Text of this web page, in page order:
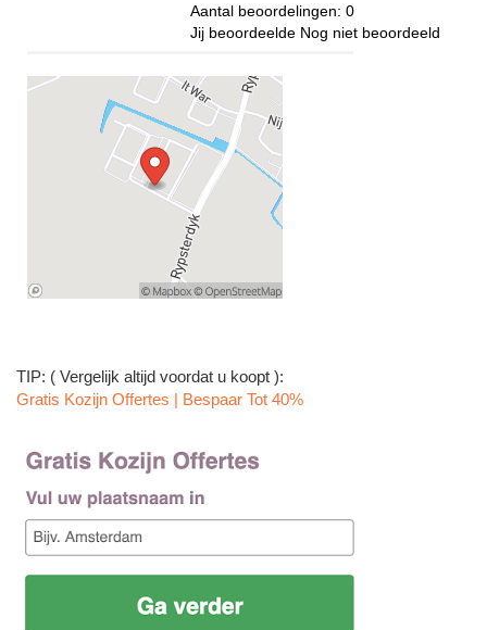
Aantal beoordelingen: 0
Jij beoordeelde Nog niet beoordeeld
TIP: ( Vergelijk altijd voordat u koopt ):
Gratis Kozijn Offertes | Bespaar Tot 40%‎